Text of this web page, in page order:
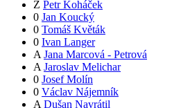
Z Petr Koháček
0 Jan Koucký
0 Tomáš Květák
0 Ivan Langer
A Jana Marcová - Petrová
A Jaroslav Melichar
0 Josef Molín
0 Václav Nájemník
A Dušan Navrátil